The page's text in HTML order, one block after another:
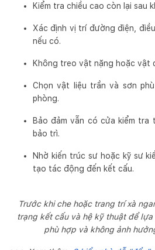
Kiểm tra chiều cao còn lại sau
Xác định vị trí đường điện,
nếu có.
Không treo vật nặng hoặc vật
Chọn vật liệu trần và sơn
phòng.
Bảo đảm vẫn có cửa kiểm
bảo trì.
Nhờ kiến trúc sư hoặc kỹ sư
tạo tác động đến kết cấu.
Trước khi che hoặc trang trí xà
trạng kết cấu và hệ kỹ thuật để
phù hợp và không ảnh